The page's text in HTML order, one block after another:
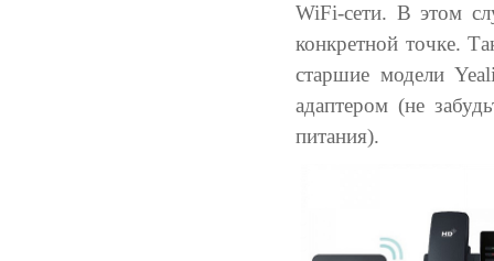
WiFi-сети. В этом
конкретной точке.
старшие модели
адаптером (не
питания).